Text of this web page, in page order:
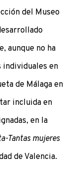
del Museo
aunque no ha
en
de Málaga en
incluida en
en la
Tantas mujeres
de Valencia.